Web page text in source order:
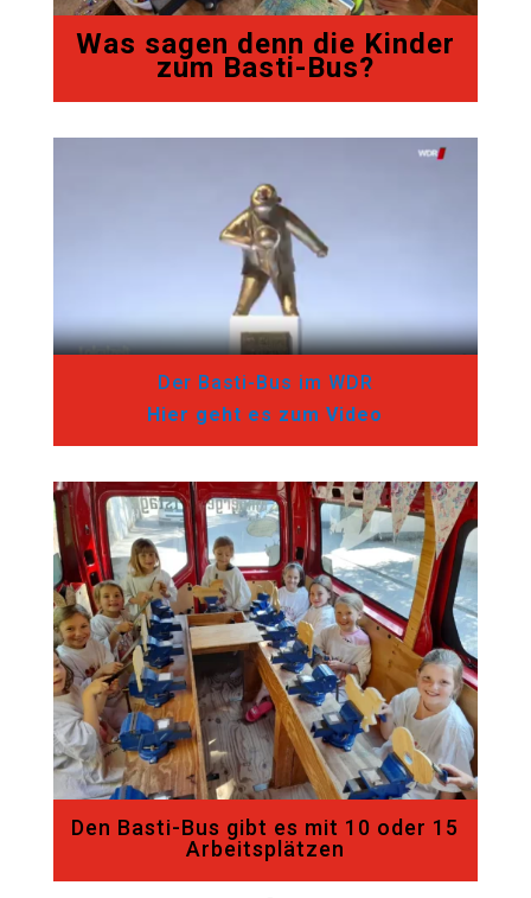
Was sagen denn die Kinder
zum Basti-Bus?
Der Basti-Bus im WDR
Hier geht es zum Video
Den Basti-Bus gibt es mit 10 oder 15
Arbeitsplätzen